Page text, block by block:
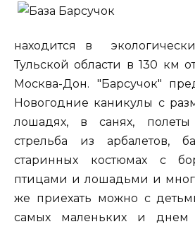
находится в
Тульской области в 130 км
Москва-Дон. "Барсучок"
Новогодние каникулы с
лошадях, в санях, полеты
стрельба из арбалетов,
старинных костюмах с
птицами и лошадьми и
же приехать можно с
самых маленьких и